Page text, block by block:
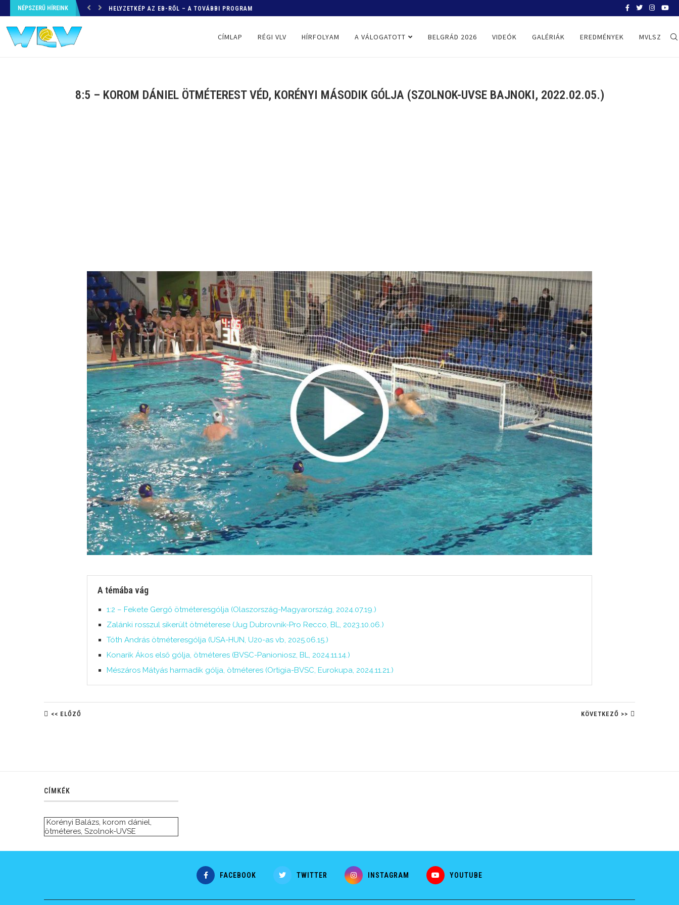
NÉPSZERŰ HÍREINK HELYZETKÉP AZ EB-RŐL – A TOVÁBBI PROGRAM
CÍMLAP RÉGI VLV HÍRFOLYAM A VÁLOGATOTT BELGRÁD 2026 VIDEÓK GALÉRIÁK EREDMÉNYEK MVLSZ
8:5 – KOROM DÁNIEL ÖTMÉTEREST VÉD, KORÉNYI MÁSODIK GÓLJA (SZOLNOK-UVSE BAJNOKI, 2022.02.05.)
A témába vág
1:2 – Fekete Gergő ötméteresgólja (Olaszország-Magyarország, 2024.07.19.)
Zalánki rosszul sikerült ötméterese (Jug Dubrovnik-Pro Recco, BL, 2023.10.06.)
Tóth András ötméteresgólja (USA-HUN, U20-as vb, 2025.06.15.)
Konarik Ákos első gólja, ötméteres (BVSC-Panioniosz, BL, 2024.11.14.)
Mészáros Mátyás harmadik gólja, ötméteres (Ortigia-BVSC, Eurokupa, 2024.11.21.)
<< ELŐZŐ KÖVETKEZŐ >>
CÍMKÉK
Korényi Balázs, korom dániel,
ötméteres, Szolnok-UVSE
FACEBOOK TWITTER INSTAGRAM YOUTUBE